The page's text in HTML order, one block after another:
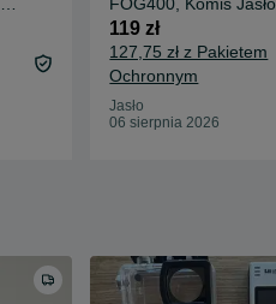
FOG400, Komis Jasło
Czackiego
119 zł
127,75 zł z Pakietem
Ochronnym
Jasło
06 sierpnia 2026